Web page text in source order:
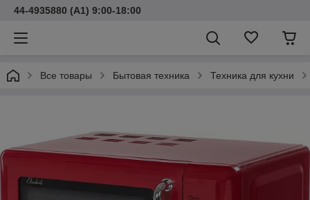
44-4935880 (A1) 9:00-18:00
Все товары Бытовая техника Техника для кухни